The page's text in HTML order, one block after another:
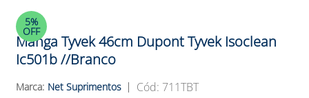
5%
OFF
Manga Tyvek 46cm Dupont Tyvek Isoclean
Ic501b //branco
Net Suprimentos : 711TBT